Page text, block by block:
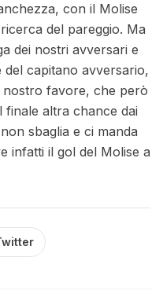
con il Molise
del pareggio. Ma
dei nostri avversari e
capitano avversario,
favore, che però
finale altra chance dai
sbaglia e ci manda
infatti il gol del Molise a